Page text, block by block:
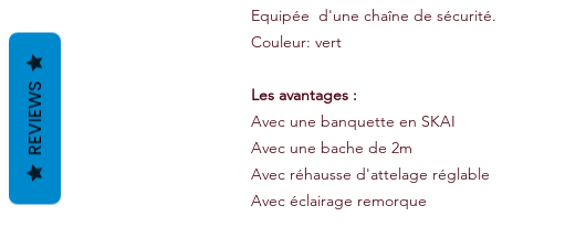
Equipée d'une chaîne de sécurité.
Couleur: vert
Les avantages :
Avec une banquette en SKAI
Avec une bache de 2m
Avec réhausse d'attelage réglable
Avec éclairage remorque
REVIEWS